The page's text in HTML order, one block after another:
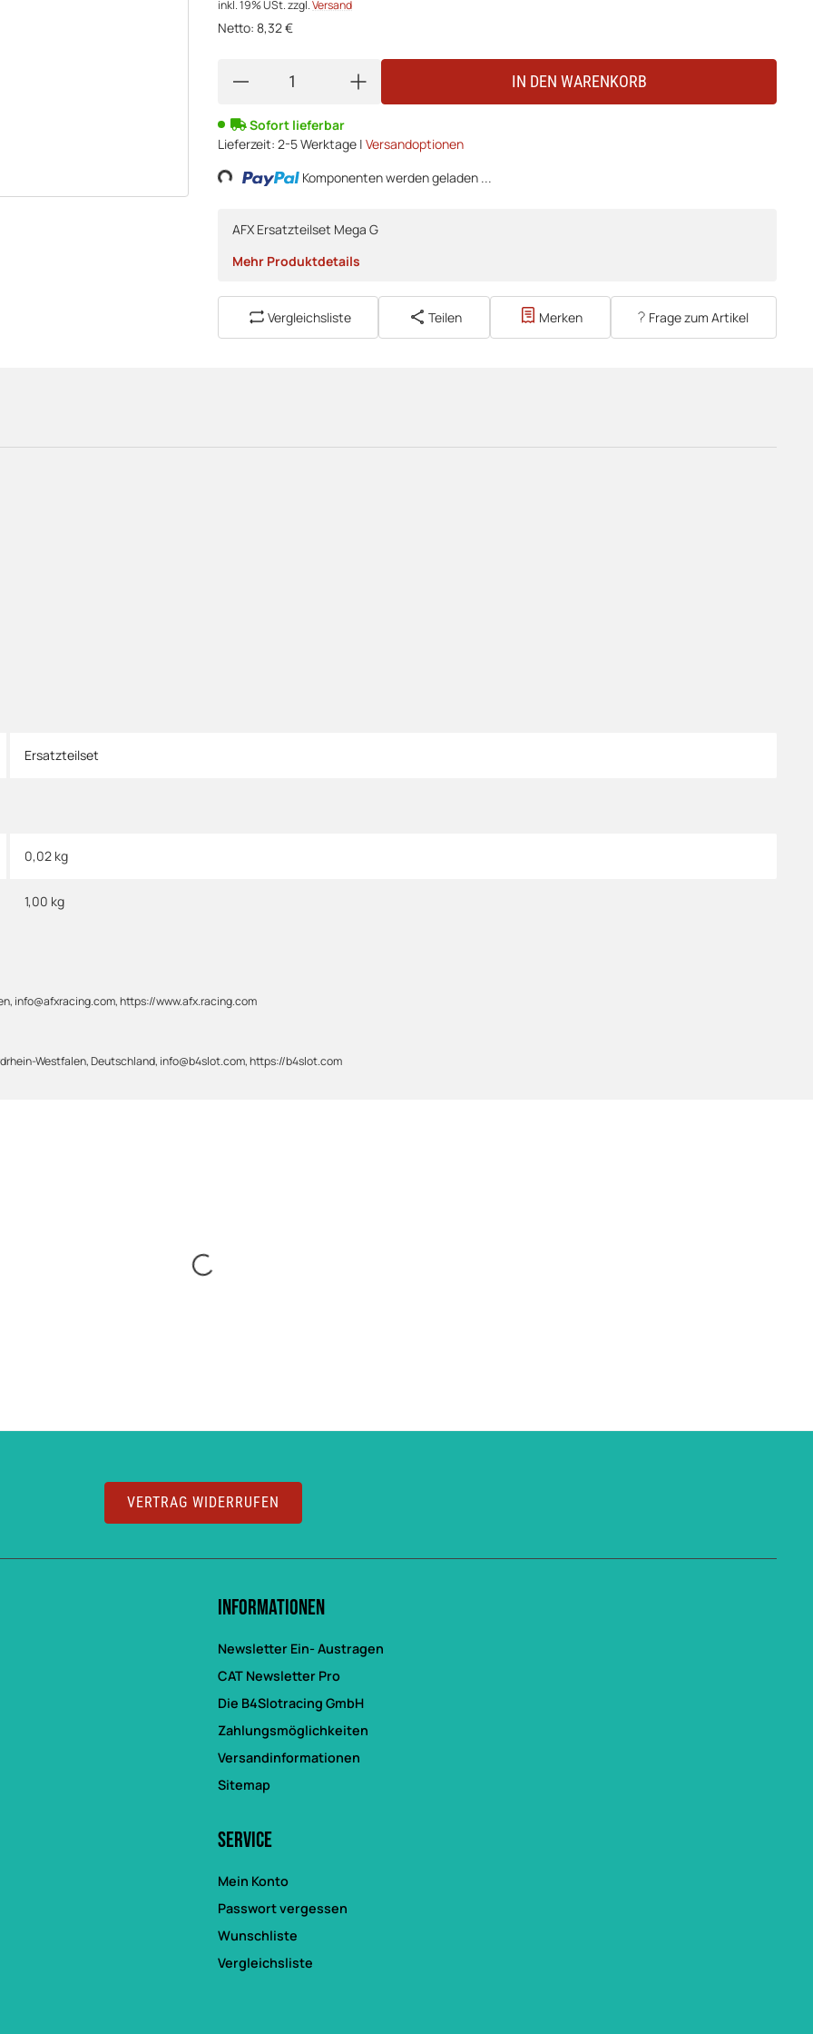
inkl. 19% USt.zzgl.Versand
Netto: 8,32 €
IN DEN WARENKORB
Sofort lieferbar
Lieferzeit: 2-5 Werktage | Versandoptionen
Loading... Komponenten werden geladen ...
AFX Ersatzteilset Mega G
Mehr Produktdetails
Vergleichsliste Teilen Merken Frage zum Artikel
Ersatzteilset
0,02 kg
1,00 kg
info@afxracing.com, https://www.afx.racing.com
Westfalen, Deutschland, info@b4slot.com, https://b4slot.com
VERTRAG WIDERRUFEN
Informationen
Newsletter Ein- Austragen
CAT Newsletter Pro
Die B4Slotracing GmbH
Zahlungsmöglichkeiten
Versandinformationen
Sitemap
Service
Mein Konto
Passwort vergessen
Wunschliste
Vergleichsliste